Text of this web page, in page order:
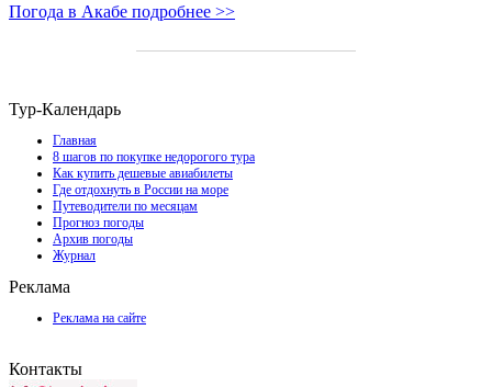
Погода в Акабе подробнее >>
Тур-Календарь
Главная
8 шагов по покупке недорогого тура
Как купить дешевые авиабилеты
Где отдохнуть в России на море
Путеводители по месяцам
Прогноз погоды
Архив погоды
Журнал
Реклама
Реклама на сайте
Контакты